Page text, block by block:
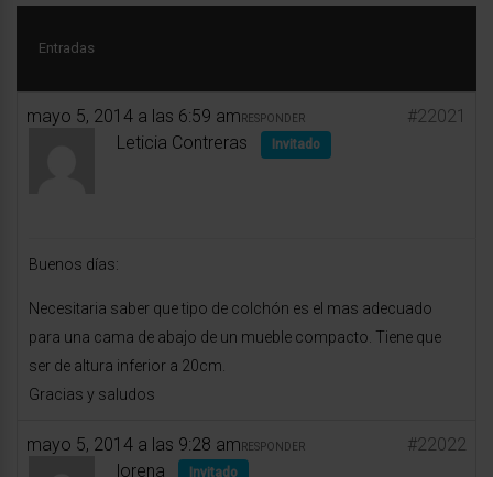
Entradas
mayo 5, 2014 a las 6:59 am #22021
RESPONDER
Leticia Contreras Invitado
Buenos días:
Necesitaria saber que tipo de colchón es el mas adecuado
para una cama de abajo de un mueble compacto. Tiene que
ser de altura inferior a 20cm.
Gracias y saludos
mayo 5, 2014 a las 9:28 am #22022
RESPONDER
lorena Invitado